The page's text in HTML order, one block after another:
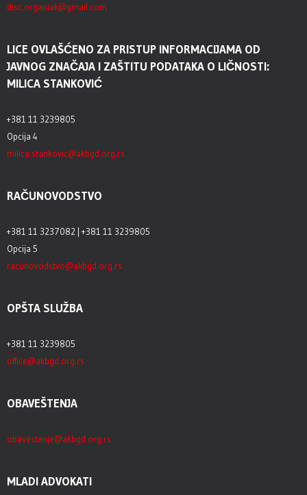
disc.organiak@gmail.com
LICE OVLAŠĆENO ZA PRISTUP INFORMACIJAMA OD
JAVNOG ZNAČAJA I ZAŠTITU PODATAKA O LIČNOSTI:
MILICA STANKOVIĆ
+381 11 3239805
Opcija 4
milica.stankovic@akbgd.org.rs
RAČUNOVODSTVO
+381 11 3237082 | +381 11 3239805
Opcija 5
racunovodstvo@akbgd.org.rs
OPŠTA SLUŽBA
+381 11 3239805
office@akbgd.org.rs
OBAVEŠTENJA
obavestenje@akbgd.org.rs
MLADI ADVOKATI